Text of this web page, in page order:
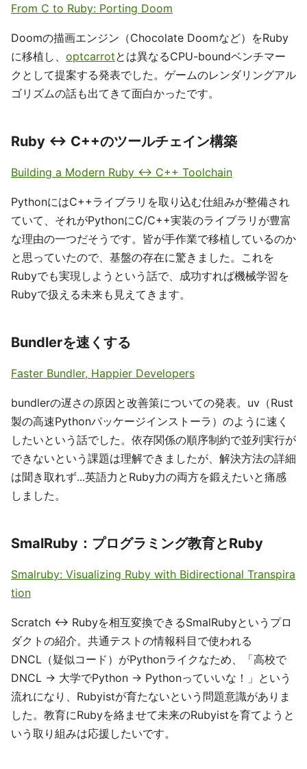
From C to Ruby: Porting Doom
Doomの描画エンジン（Chocolate Doomなど）をRuby
に移植し、 optcarrotとは異なるCPU-boundベンチマー
クとして提案する発表でした。ゲームのレンダリングアル
ゴリズムの話も出てきて面白かったです。
Ruby ↔ C++のツールチェイン構築
Building a Modern Ruby <-> C++ Toolchain
PythonにはC++ライブラリを取り込む仕組みが整備され
ていて、それがPythonにC/C++実装のライブラリが豊富
な理由の一つだそうです。皆が手作業で移植しているのか
と思っていたので、基盤の存在に驚きました。これを
Rubyでも実現しようという話で、成功すれば機械学習を
Rubyで扱える未来も見えてきます。
Bundlerを速くする
Faster Bundler, Happier Developers
bundlerの遅さの原因と改善策についての発表。uv（Rust
製の高速Pythonパッケージインストーラ）のように速く
したいという話でした。依存関係の順序制約で並列実行が
できないという課題は理解できましたが、解決方法の詳細
は聞き取れず...英語力とRuby力の両方を鍛えたいと痛感
しました。
SmalRuby：プログラミング教育とRuby
Smalruby: Visualizing Ruby with Bidirectional Transpira
tion
Scratch ↔ Rubyを相互変換できるSmalRubyというプロ
ダクトの紹介。共通テストの情報科目で使われる
DNCL（疑似コード）がPythonライクなため、「高校で
DNCL → 大学でPython → Pythonっていいな！」という
流れになり、Rubyistが育たないという問題意識がありま
した。教育にRubyを絡ませて未来のRubyistを育てようと
いう取り組みは応援したいです。